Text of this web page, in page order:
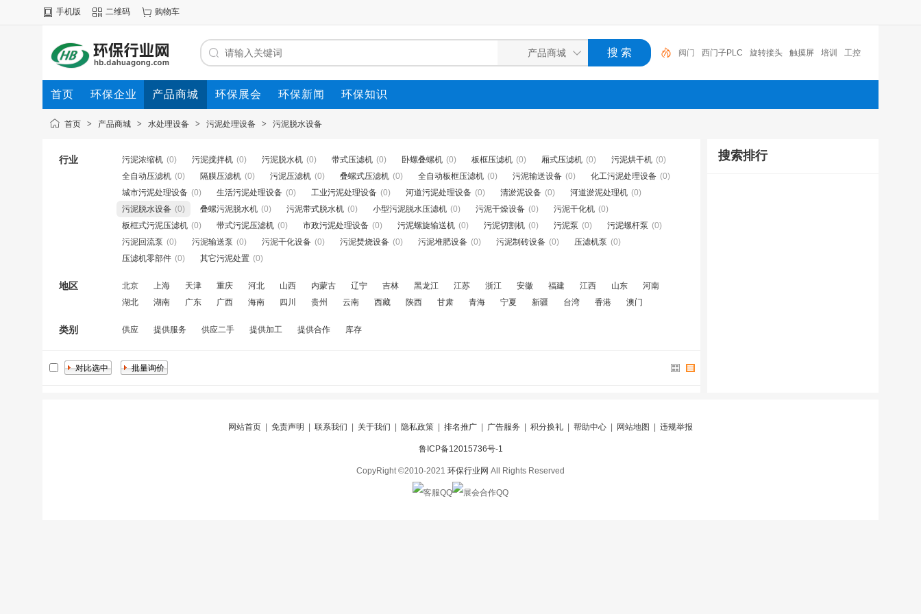
手机版 二维码 购物车
阀门 西门子PLC 旋转接头 触摸屏 培训 工控
工控机 变送器 球阀 plc 阀门
首页 环保企业 产品商城 环保展会 环保新闻 环保知识
首页 > 产品商城 > 水处理设备 > 污泥处理设备 > 污泥脱水设备
行业 污泥浓缩机 (0) 污泥搅拌机 (0) 污泥脱水机 (0) 带式压滤机 (0) 卧螺叠螺机 (0) 板框压滤机 (0) 厢式压滤机 (0) 污泥烘干机 (0)
全自动压滤机 (0) 隔膜压滤机 (0) 污泥压滤机 (0) 叠螺式压滤机 (0) 全自动板框压滤机 (0) 污泥输送设备 (0) 化工污泥处理设备 (0)
城市污泥处理设备 (0) 生活污泥处理设备 (0) 工业污泥处理设备 (0) 河道污泥处理设备 (0) 清淤泥设备 (0) 河道淤泥处理机 (0)
污泥脱水设备 (0) 叠螺污泥脱水机 (0) 污泥带式脱水机 (0) 小型污泥脱水压滤机 (0) 污泥干燥设备 (0) 污泥干化机 (0)
板框式污泥压滤机 (0) 带式污泥压滤机 (0) 市政污泥处理设备 (0) 污泥螺旋输送机 (0) 污泥切割机 (0) 污泥泵 (0) 污泥螺杆泵 (0)
污泥回流泵 (0) 污泥输送泵 (0) 污泥干化设备 (0) 污泥焚烧设备 (0) 污泥堆肥设备 (0) 污泥制砖设备 (0) 压滤机泵 (0)
压滤机零部件 (0) 其它污泥处置 (0)
地区 北京 上海 天津 重庆 河北 山西 内蒙古 辽宁 吉林 黑龙江 江苏 浙江 安徽 福建 江西 山东
河南
湖北
湖南 广东 广西 海南 四川 贵州 云南 西藏 陕西 甘肃 青海 宁夏 新疆 台湾 香港 澳门
类别 供应 提供服务 供应二手 提供加工 提供合作 库存
搜索排行
网站首页 免责声明 联系我们 关于我们 隐私政策 排名推广 广告服务 积分换礼 帮助中心 网站地图 违规举报
鲁ICP备12015736号-1
CopyRight ©2010-2021 环保行业网 All Rights Reserved